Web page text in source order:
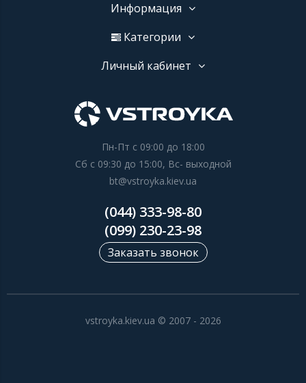
Информация
Категории
Личный кабинет
Пн-Пт с 09:00 до 18:00
Сб с 09:30 до 15:00, Вс- выходной
bt@vstroyka.kiev.ua
(044) 333-98-80
(099) 230-23-98
Заказать звонок
vstroyka.kiev.ua © 2007 - 2026